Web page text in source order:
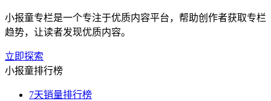
小报童专栏是一个专注于优质内容平台，帮助创作者获取专栏
趋势，让读者发现优质内容。
立即探索
小报童排行榜
7天销量排行榜